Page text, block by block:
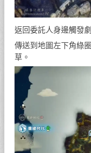
返回委託人身邊觸發
傳送到地圖左下角綠
草。